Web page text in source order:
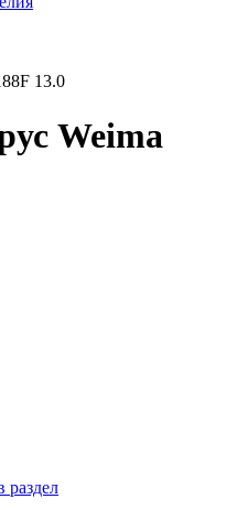
13.0
Weima